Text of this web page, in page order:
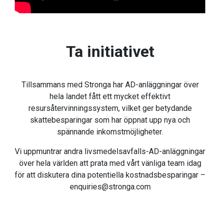
Ta initiativet
Tillsammans med Stronga har AD-anläggningar över
hela landet fått ett mycket effektivt
resursåtervinningssystem, vilket ger betydande
skattebesparingar som har öppnat upp nya och
spännande inkomstmöjligheter.
Vi uppmuntrar andra livsmedelsavfalls-AD-anläggningar
över hela världen att prata med vårt vänliga team idag
för att diskutera dina potentiella kostnadsbesparingar –
enquiries@stronga.com